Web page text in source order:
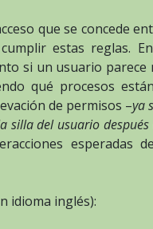
que se concede
estas reglas.
si un usuario parece
qué procesos
de permisos –ya
silla del usuario
esperadas
idioma inglés):